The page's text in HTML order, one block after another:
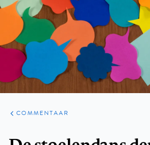
ARTIKELEN
OPINIE
COMMENTAAR